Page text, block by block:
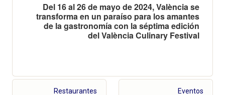
Del 16 al 26 de mayo de 2024, València se
transforma en un paraíso para los amantes
de la gastronomía con la séptima edición
del València Culinary Festival
Restaurantes Eventos